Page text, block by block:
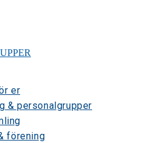
er
& personalgrupper
förening